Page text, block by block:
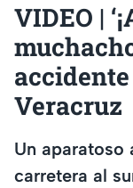
VIDEO |
Veracruz
Un aparatoso
carretera al